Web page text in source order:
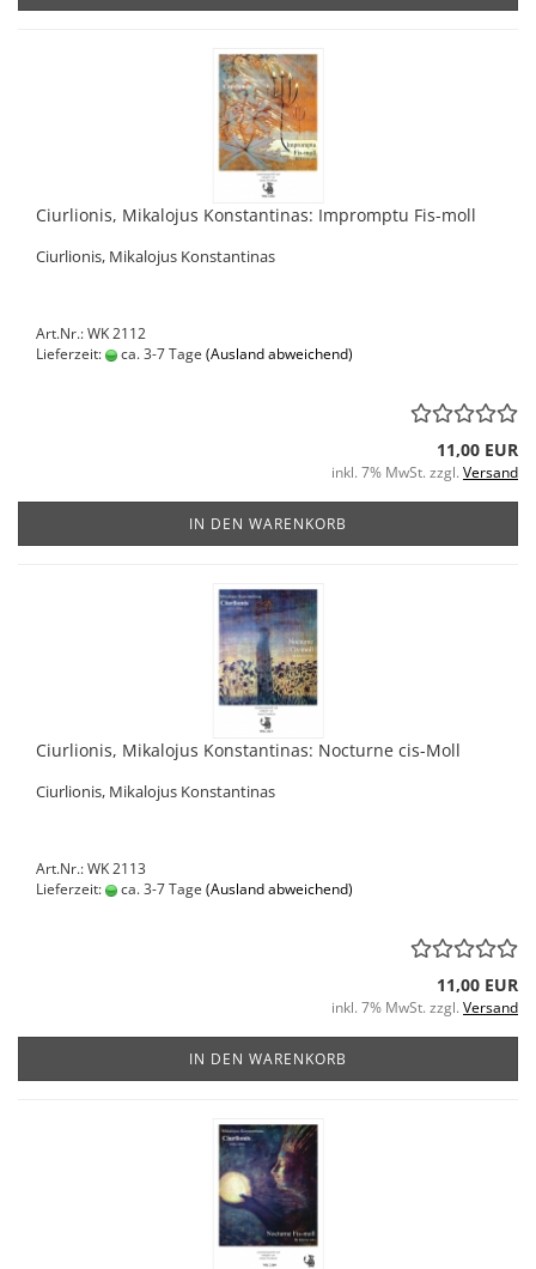
Ciurlionis, Mikalojus Konstantinas: Impromptu Fis-moll
Ciurlionis, Mikalojus Konstantinas
Art.Nr.: WK 2112
Lieferzeit:
ca. 3-7 Tage (Ausland abweichend)
11,00 EUR
inkl. 7% MwSt. zzgl. Versand
IN DEN WARENKORB
Ciurlionis, Mikalojus Konstantinas: Nocturne cis-Moll
Ciurlionis, Mikalojus Konstantinas
Art.Nr.: WK 2113
Lieferzeit:
ca. 3-7 Tage (Ausland abweichend)
11,00 EUR
inkl. 7% MwSt. zzgl. Versand
IN DEN WARENKORB